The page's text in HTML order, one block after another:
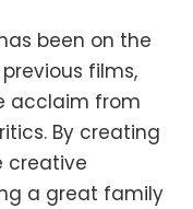
been on the
films,
acclaim from
By creating
creative
a great family